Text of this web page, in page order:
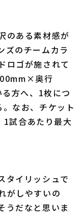
ーポリシー
のある素材感が
ズのチームカラ
ロゴが施されて
奥行
方へ、1枚につ
なお、チケット
試合あたり最大
タイリッシュで
がしやすいの
うだなと思いま